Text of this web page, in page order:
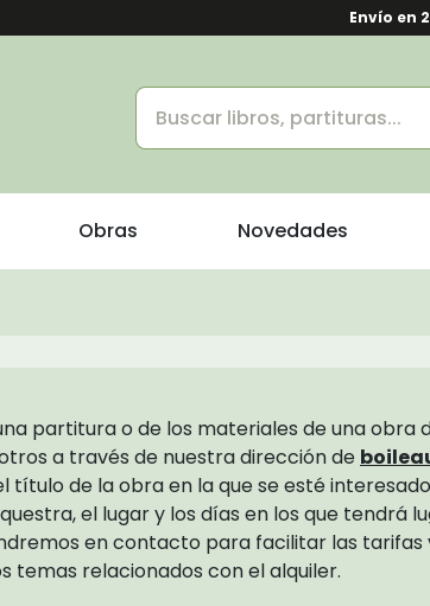
Envío en
Obras Novedades
partitura o de los materiales de una obra
a través de nuestra dirección de
título de la obra en la que se esté
el lugar y los días en los que tendrá
en contacto para facilitar las tarifas
temas relacionados con el alquiler.